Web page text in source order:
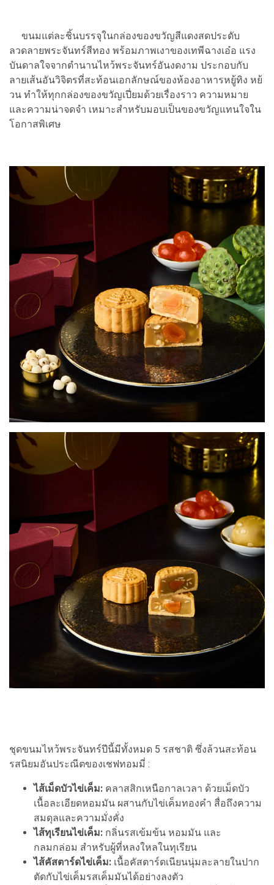
ขนมแต่ละชิ้นบรรจุในกล่องของขวัญสีแดงสดประดับ
ลวดลายพระจันทร์สีทอง พร้อมภาพเงาของเทพีฉางเอ๋อ แรง
บันดาลใจจากตำนานไหว้พระจันทร์อันงดงาม ประกอบกับ
ลายเส้นอันวิจิตรที่สะท้อนเอกลักษณ์ของห้องอาหารหยู้ทิง หย้
วน ทำให้ทุกกล่องของขวัญเปี่ยมด้วยเรื่องราว ความหมาย
และความน่าจดจำ เหมาะสำหรับมอบเป็นของขวัญแทนใจใน
โอกาสพิเศษ
ชุดขนมไหว้พระจันทร์ปีนี้มีทั้งหมด 5 รสชาติ ซึ่งล้วนสะท้อน
รสนิยมอันประณีตของเชฟทอมมี่ :
ไส้เม็ดบัวไข่เค็ม: คลาสสิกเหนือกาลเวลา ด้วยเม็ดบัว
เนื้อละเอียดหอมมัน ผสานกับไข่เค็มทองคำ สื่อถึงความ
สมดุลและความมั่งคั่ง
ไส้ทุเรียนไข่เค็ม: กลิ่นรสเข้มข้น หอมมัน และ
กลมกล่อม สำหรับผู้ที่หลงใหลในทุเรียน
ไส้คัสตาร์ดไข่เค็ม: เนื้อคัสตาร์ดเนียนนุ่มละลายในปาก
ตัดกับไข่เค็มรสเค็มมันได้อย่างลงตัว